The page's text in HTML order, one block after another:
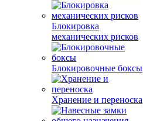
Блокировка
механических рисков
Блокировочные боксы
Хранение и переноска